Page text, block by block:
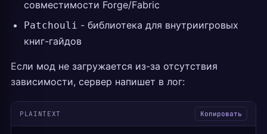
совместимости Forge/Fabric
Patchouli - библиотека для внутриигровых
книг-гайдов
Если мод не загружается из-за отсутствия
зависимости, сервер напишет в лог:
PLAINTEXT Копировать